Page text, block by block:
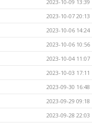
2023-10-09 13:39
2023-10-07 20:13
2023-10-06 14:24
2023-10-06 10:56
2023-10-04 11:07
2023-10-03 17:11
2023-09-30 16:48
2023-09-29 09:18
2023-09-28 22:03